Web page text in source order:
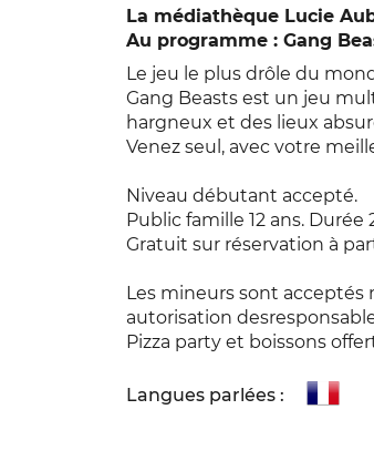
La médiathèque Lucie
Au programme : Gang
Le jeu le plus drôle du
Gang Beasts est un jeu
hargneux et des lieux
Venez seul, avec votre
Niveau débutant accepté.
Public famille 12 ans. Durée
Gratuit sur réservation à
Les mineurs sont
autorisation
Pizza party et boissons
Langues parlées :